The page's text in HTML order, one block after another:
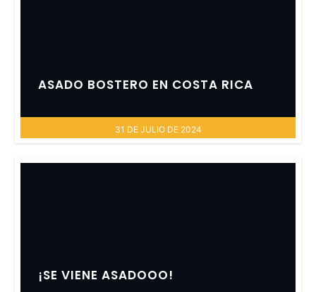
31 DE JULIO DE 2024
ASADO BOSTERO EN COSTA RICA
¡SE VIENE ASADOOO!